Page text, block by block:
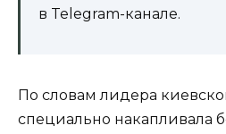
в Telegram-канале.
По словам лидера
специально накапливала